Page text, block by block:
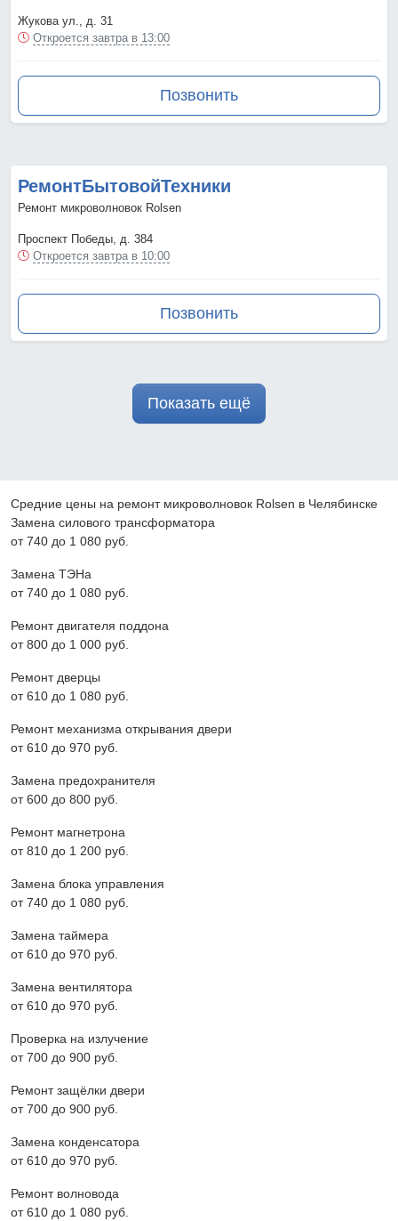
Жукова ул., д. 31
Откроется завтра в 13:00
Позвонить
РемонтБытовойТехники
Ремонт микроволновок Rolsen
Проспект Победы, д. 384
Откроется завтра в 10:00
Позвонить
Показать ещё
Средние цены на ремонт микроволновок Rolsen в Челябинске
Замена силового трансформатора
от 740 до 1 080 pyб.
Замена ТЭНа
от 740 до 1 080 pyб.
Ремонт двигателя поддона
от 800 до 1 000 pyб.
Ремонт дверцы
от 610 до 1 080 pyб.
Ремонт механизма открывания двери
от 610 до 970 pyб.
Замена предохранителя
от 600 до 800 pyб.
Ремонт магнетрона
от 810 до 1 200 pyб.
Замена блока управления
от 740 до 1 080 pyб.
Замена таймера
от 610 до 970 pyб.
Замена вентилятора
от 610 до 970 pyб.
Проверка на излучение
от 700 до 900 pyб.
Ремонт защёлки двери
от 700 до 900 pyб.
Замена конденсатора
от 610 до 970 pyб.
Ремонт волновода
от 610 до 1 080 pyб.